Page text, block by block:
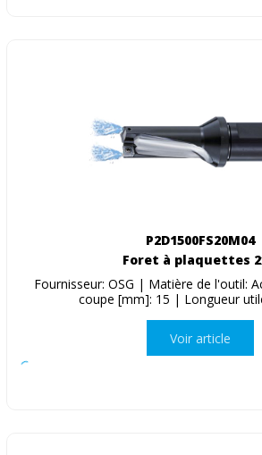
P2D1500FS20M04
Foret à plaquettes
Fournisseur: OSG | Matière de l'outil:
coupe [mm]: 15 | Longueur
Voir article